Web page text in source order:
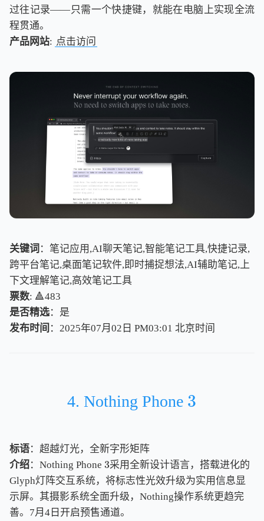
过往记录——只需一个快捷键，就能在电脑上实现全流
程贯通。
产品网站: 点击访问
关键词 ：笔记应用,AI聊天笔记,智能笔记工具,快捷记录,
跨平台笔记,桌面笔记软件,即时捕捉想法,AI辅助笔记,上
下文理解笔记,高效笔记工具
票数: 🔺483
是否精选：是
发布时间 ：2025年07月02日 PM03:01 北京时间
北京时间
4. Nothing Phone 3
3
标语：超越灯光，全新字形矩阵
介绍：Nothing Phone 3
3采用全新设计语言，搭载进化的
Glyph灯阵交互系统，将标志性光效升级为实用信息显
示屏。其摄影系统全面升级，Nothing操作系统更趋完
善。7月4日开启预售通道。